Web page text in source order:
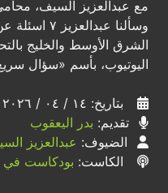
مع عبدالعزيز السيف،
وسألنا
الشرق الأوسط والخليج
اليوتيوب، بأسم «سؤال
بتاريخ: ١٤ / ٠٤ / ٢٠٢٦
تقديم: بدر اليعقوب
الضيوف: عبدالعزيز
الكاست: بودكاست